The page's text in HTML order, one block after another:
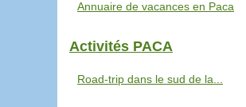
Annuaire de vacances en Paca
Activités PACA
Road-trip dans le sud de la...